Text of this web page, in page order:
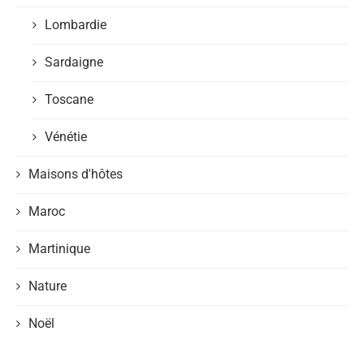
Lombardie
Sardaigne
Toscane
Vénétie
Maisons d'hôtes
Maroc
Martinique
Nature
Noël